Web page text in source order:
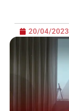
20/04/2023